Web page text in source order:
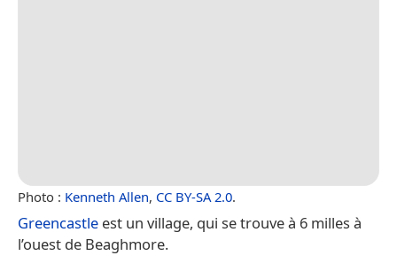
Photo : Kenneth Allen, CC BY-SA 2.0.
Greencastle est un village, qui se trouve à 6 milles à
l’ouest de Beaghmore.